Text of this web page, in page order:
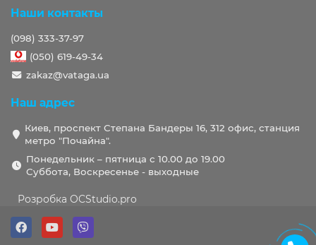
Наши контакты
(098) 333-37-97
(050) 619-49-34
zakaz@vataga.ua
Наш адрес
Киев, проспект Степана Бандеры 16, 312 офис, станция
метро "Почайна".
Понедельник – пятница с 10.00 до 19.00
Суббота, Воскресенье - выходные
Розробка OCStudio.pro